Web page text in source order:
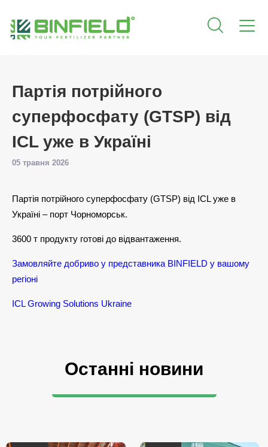
Партія потрійного
суперфосфату (GTSP) від
ICL уже в Україні
05 травня 2026
Партія потрійного суперфосфату (GTSP) від ICL уже в
Україні – порт Чорноморськ.
3600 т продукту готові до відвантаження.
Замовляйте добриво у представника BINFIELD у вашому
регіоні
ICL Growing Solutions Ukraine
Останні новини